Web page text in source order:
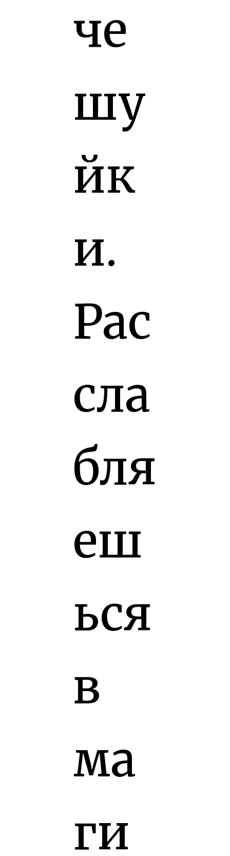
че
шу
йк
и.
Рас
сла
бля
еш
ься
в
ма
ги